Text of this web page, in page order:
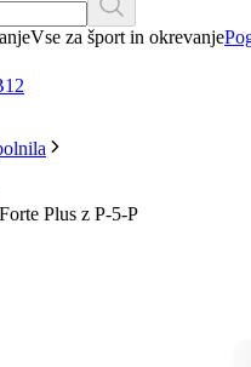
Vse za šport in okrevanje
Plus z P-5-P